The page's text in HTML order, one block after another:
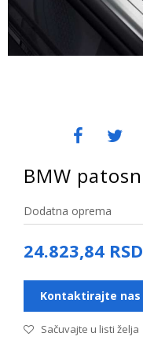
BMW
Dodatna oprema
24.823,84 RSD
Kontaktirajte
Sačuvajte u listi želja